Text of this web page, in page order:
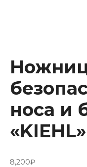
носа и
«KIEHL»
8,200₽